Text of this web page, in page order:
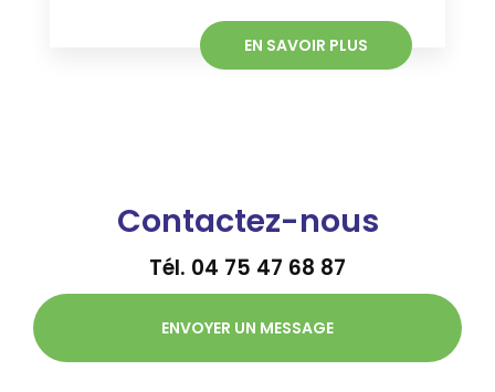
EN SAVOIR PLUS
Contactez-nous
Tél. 04 75 47 68 87
ENVOYER UN MESSAGE